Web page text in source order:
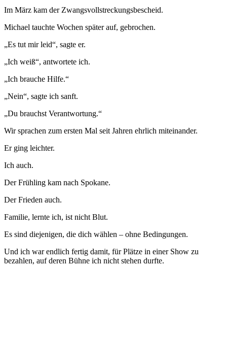
Im März kam der Zwangsvollstreckungsbescheid.
Michael tauchte Wochen später auf, gebrochen.
„Es tut mir leid“, sagte er.
„Ich weiß“, antwortete ich.
„Ich brauche Hilfe.“
„Nein“, sagte ich sanft.
„Du brauchst Verantwortung.“
Wir sprachen zum ersten Mal seit Jahren ehrlich miteinander.
Er ging leichter.
Ich auch.
Der Frühling kam nach Spokane.
Der Frieden auch.
Familie, lernte ich, ist nicht Blut.
Es sind diejenigen, die dich wählen – ohne Bedingungen.
Und ich war endlich fertig damit, für Plätze in einer Show zu
bezahlen, auf deren Bühne ich nicht stehen durfte.